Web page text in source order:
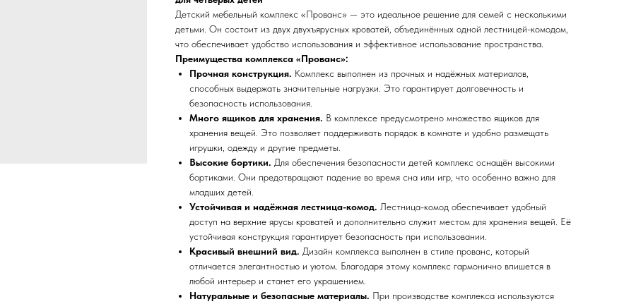
Детский мебельный комплекс «Прованс» — это идеальное решение для семей с несколькими
детьми. Он состоит из двух двухъярусных кроватей, объединённых одной лестницей-комодом,
что обеспечивает удобство использования и эффективное использование пространства.
Преимущества комплекса «Прованс»:
Прочная конструкция. Комплекс выполнен из прочных и надёжных материалов,
способных выдержать значительные нагрузки. Это гарантирует долговечность и
безопасность использования.
Много ящиков для хранения. В комплексе предусмотрено множество ящиков для
хранения вещей. Это позволяет поддерживать порядок в комнате и удобно размещать
игрушки, одежду и другие предметы.
Высокие бортики. Для обеспечения безопасности детей комплекс оснащён высокими
бортиками. Они предотвращают падение во время сна или игр, что особенно важно для
младших детей.
Устойчивая и надёжная лестница-комод. Лестница-комод обеспечивает удобный
доступ на верхние ярусы кроватей и дополнительно служит местом для хранения вещей. Её
устойчивая конструкция гарантирует безопасность при использовании.
Красивый внешний вид. Дизайн комплекса выполнен в стиле прованс, который
отличается элегантностью и уютом. Благодаря этому комплекс гармонично впишется в
любой интерьер и станет его украшением.
Натуральные и безопасные материалы. При производстве комплекса используются